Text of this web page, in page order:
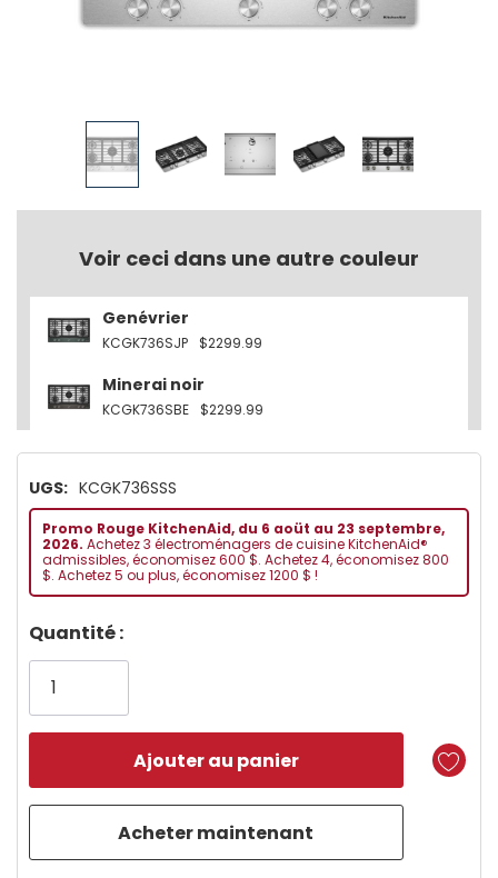
Voir ceci dans une autre couleur
Genévrier
KCGK736SJP $2299.99
Minerai noir
KCGK736SBE $2299.99
UGS: KCGK736SSS
Promo Rouge KitchenAid, du 6 aoüt au 23 septembre,
2026. Achetez 3 électroménagers de cuisine KitchenAid®
admissibles, économisez 600 $. Achetez 4, économisez 800
$. Achetez 5 ou plus, économisez 1200 $ !
Dépêchez-
vous!
plus
Quantité :